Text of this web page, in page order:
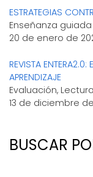
ESTRATEGIAS
Enseñanza
20 de enero de
REVISTA
APRENDIZAJE
Evaluación,
13 de diciembre
BUSCAR